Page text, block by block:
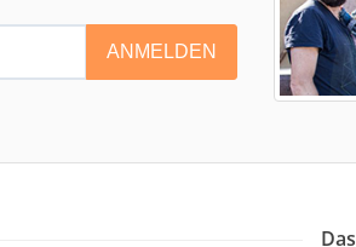
ANMELDEN